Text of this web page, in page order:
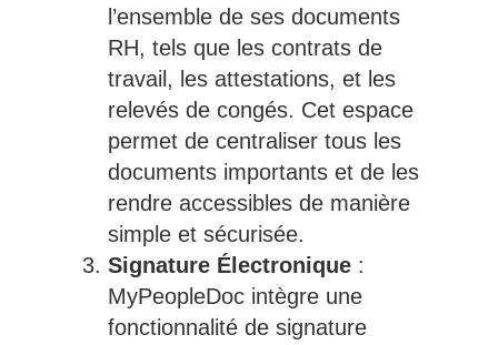
l’ensemble de ses documents
RH, tels que les contrats de
travail, les attestations, et les
relevés de congés. Cet espace
permet de centraliser tous les
documents importants et de les
rendre accessibles de manière
simple et sécurisée.
Signature Électronique:
MyPeopleDoc intègre une
fonctionnalité de signature